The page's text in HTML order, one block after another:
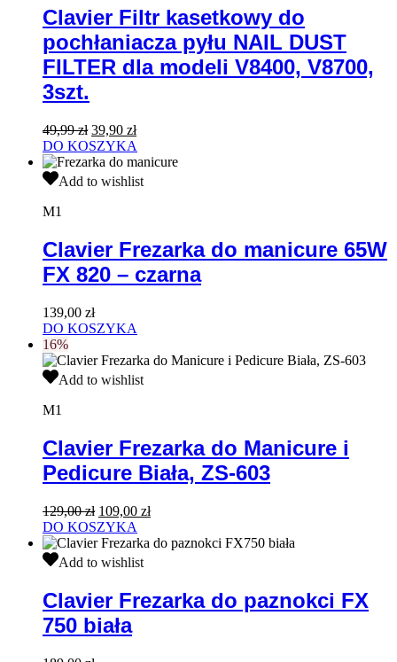
pochłaniacza
pyłu
NAIL
DUST
FILTER
dla
modeli
V8700,
3szt.
Clavier Filtr kasetkowy do
pochłaniacza pyłu NAIL DUST
FILTER dla modeli V8400, V8700,
3szt.
49,99zł Pierwotna
cena
wynosiła:
49,99 zł.
39,90 złAktualna
wynosi:
39,90 zł.
DO KOSZYKA
Clavier
do
65W
FX
820
–
czarna
Add to wishlist
M1
Clavier Frezarka do manicure 65W
FX 820 – czarna
139,00 zł
DO KOSZYKA
16%
Clavier
do
i
Pedicure
Biała,
ZS-
603
Add to wishlist
M1
Clavier Frezarka do Manicure i
Pedicure Biała, ZS-603
129,00zł Pierwotna
cena
wynosiła:
129,00 zł.
109,00 złAktualna
wynosi:
DO KOSZYKA
Clavier
do
paznokci
FX
750
Add to wishlist
Clavier Frezarka do paznokci FX
750 biała